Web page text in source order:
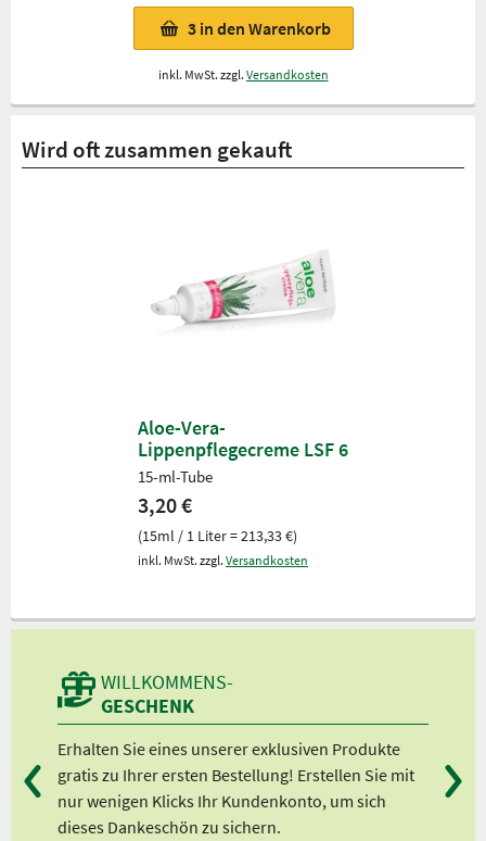
3 in den Warenkorb
inkl. MwSt. zzgl. Versandkosten
Wird oft zusammen gekauft
Aloe-Vera-
Lippenpflegecreme LSF 6
15-ml-Tube
3,20 €
(15ml / 1 Liter = 213,33 €)
inkl. MwSt. zzgl. Versandkosten
WILLKOMMENS-
GESCHENK
Erhalten Sie eines unserer exklusiven Produkte
gratis zu Ihrer ersten Bestellung! Erstellen Sie mit
nur wenigen Klicks Ihr Kundenkonto, um sich
dieses Dankeschön zu sichern.
Ab